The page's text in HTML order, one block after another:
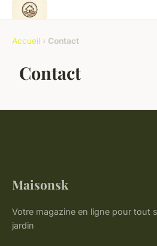
Accueil › Contact
Contact
Maisonsk
Votre magazine en ligne pour tout
jardin